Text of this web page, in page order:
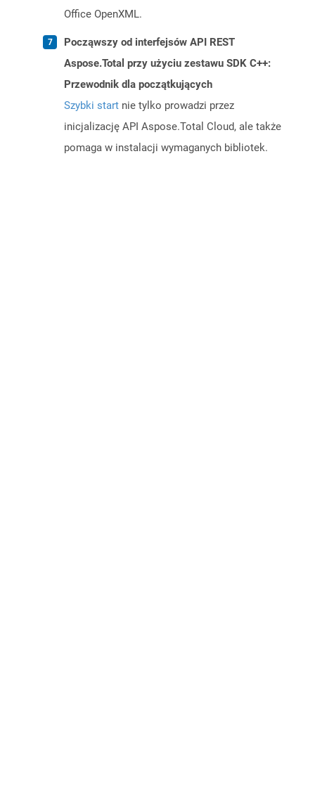
Office OpenXML.
Począwszy od interfejsów API REST
Aspose.Total przy użyciu zestawu SDK C++:
Przewodnik dla początkujących
Szybki start nie tylko prowadzi przez
inicjalizację API Aspose.Total Cloud, ale także
pomaga w instalacji wymaganych bibliotek.